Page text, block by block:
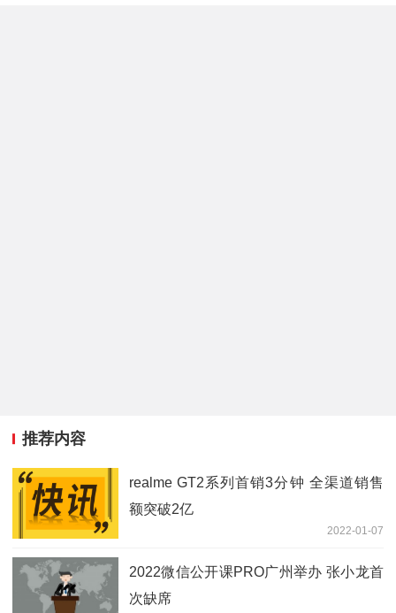
推荐内容
realme GT2系列首销3分钟 全渠道销售
额突破2亿
2022-01-07
2022微信公开课PRO广州举办 张小龙首
次缺席